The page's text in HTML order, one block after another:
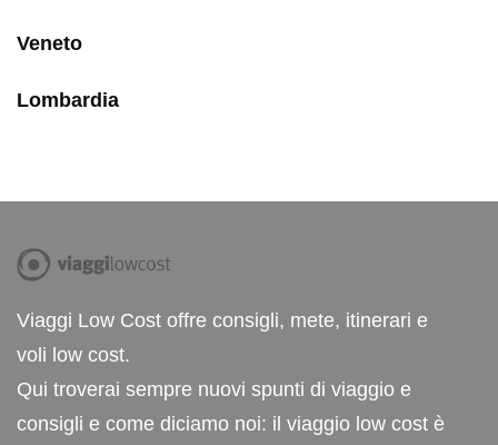
Veneto
Lombardia
Viaggi Low Cost offre consigli, mete, itinerari e
voli low cost.
Qui troverai sempre nuovi spunti di viaggio e
consigli e come diciamo noi: il viaggio low cost è